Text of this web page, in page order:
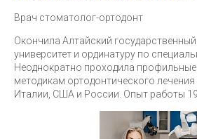
Врач стоматолог-ортодонт
Окончила Алтайский
университет и ординатуру по
Неоднократно проходила
методикам ортодонтического
Италии, США и России. Опыт работы 19